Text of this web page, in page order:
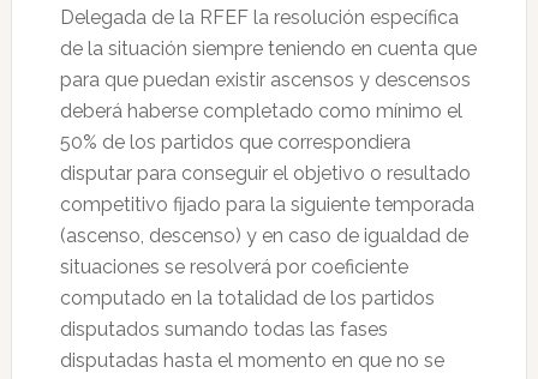
Delegada de la RFEF la resolución específica
de la situación siempre teniendo en cuenta que
para que puedan existir ascensos y descensos
deberá haberse completado como mínimo el
50% de los partidos que correspondiera
disputar para conseguir el objetivo o resultado
competitivo fijado para la siguiente temporada
(ascenso, descenso) y en caso de igualdad de
situaciones se resolverá por coeficiente
computado en la totalidad de los partidos
disputados sumando todas las fases
disputadas hasta el momento en que no se